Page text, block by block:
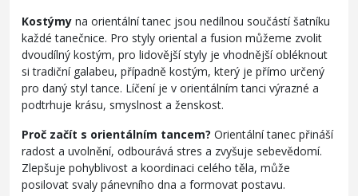
Kostýmy na orientální tanec jsou nedílnou součástí šatníku
každé tanečnice. Pro styly oriental a fusion můžeme zvolit
dvoudílný kostým, pro lidovější styly je vhodnější obléknout
si tradiční galabeu, případně kostým, který je přímo určený
pro daný styl tance. Líčení je v orientálním tanci výrazné a
podtrhuje krásu, smyslnost a ženskost.
Proč začít s orientálním tancem? Orientální tanec přináší
radost a uvolnění, odbourává stres a zvyšuje sebevědomí.
Zlepšuje pohyblivost a koordinaci celého těla, může
posilovat svaly pánevního dna a formovat postavu.